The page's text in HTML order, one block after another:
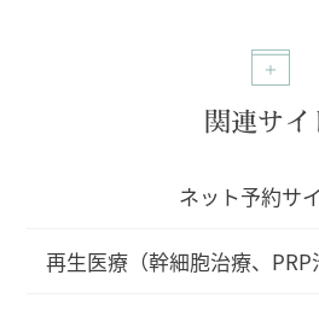
関連サイ
ネット予約サ
再生医療（幹細胞治療、